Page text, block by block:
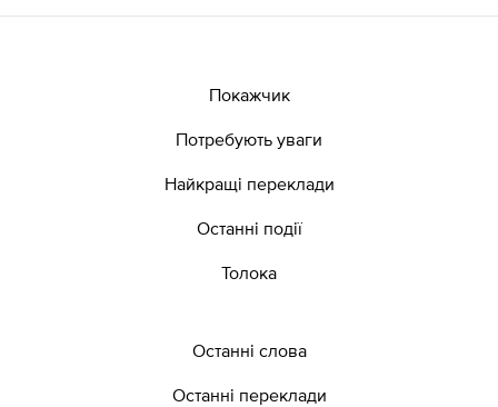
Покажчик
Потребують уваги
Найкращі переклади
Останні події
Толока
Останні слова
Останні переклади